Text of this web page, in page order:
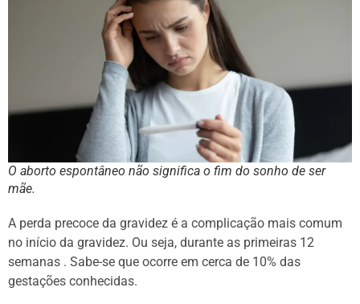
O aborto espontâneo não significa o fim do sonho de ser
mãe.
A perda precoce da gravidez é a complicação mais comum
no início da gravidez. Ou seja, durante as primeiras 12
semanas . Sabe-se que ocorre em cerca de 10% das
gestações conhecidas.